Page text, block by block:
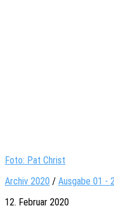
Foto: Pat Christ
Archiv 2020 / Ausgabe 01 -
12. Februar 2020